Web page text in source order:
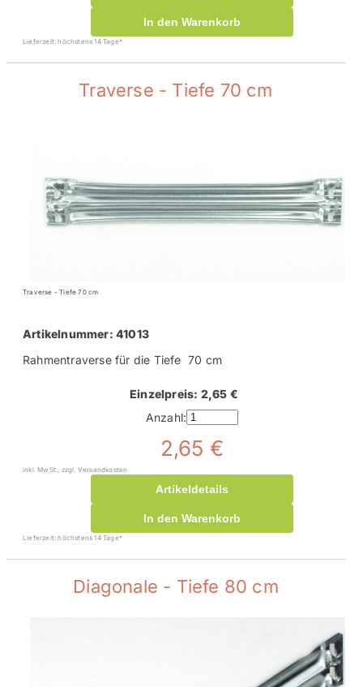
In den Warenkorb
Lieferzeit: höchstens 14 Tage*
Traverse - Tiefe 70 cm
Traverse - Tiefe 70 cm
Artikelnummer: 41013
Rahmentraverse für die Tiefe 70 cm
Einzelpreis: 2,65 €
Anzahl:
2,65 €
inkl. MwSt., zzgl. Versandkosten
Artikeldetails
In den Warenkorb
Lieferzeit: höchstens 14 Tage*
Diagonale - Tiefe 80 cm